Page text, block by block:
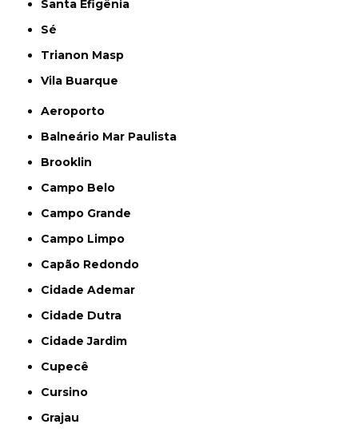
Santa Efigênia
Sé
Trianon Masp
Vila Buarque
Aeroporto
Balneário Mar Paulista
Brooklin
Campo Belo
Campo Grande
Campo Limpo
Capão Redondo
Cidade Ademar
Cidade Dutra
Cidade Jardim
Cupecê
Cursino
Grajau